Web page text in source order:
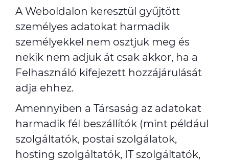
A Weboldalon keresztül gyűjtött
személyes adatokat harmadik
személyekkel nem osztjuk meg és
nekik nem adjuk át csak akkor, ha a
Felhasználó kifejezett hozzájárulását
adja ehhez.
Amennyiben a Társaság az adatokat
harmadik fél beszállítók (mint például
szolgáltatók, postai szolgálatok,
hosting szolgáltatók, IT szolgáltatók,